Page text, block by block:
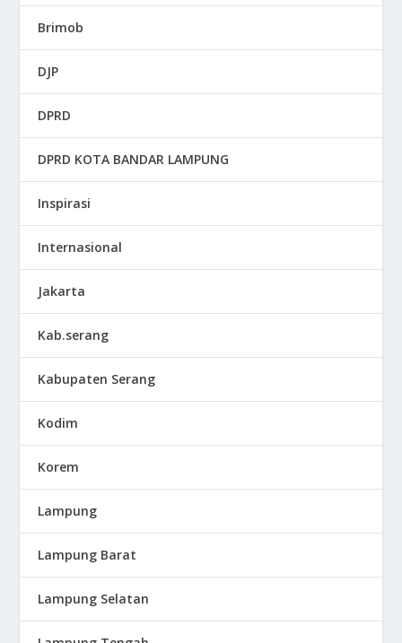
Brimob
DJP
DPRD
DPRD KOTA BANDAR LAMPUNG
Inspirasi
Internasional
Jakarta
Kab.serang
Kabupaten Serang
Kodim
Korem
Lampung
Lampung Barat
Lampung Selatan